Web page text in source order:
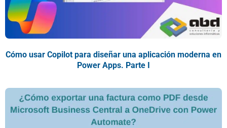
Cómo usar Copilot para diseñar una aplicación moderna en
Power Apps. Parte I